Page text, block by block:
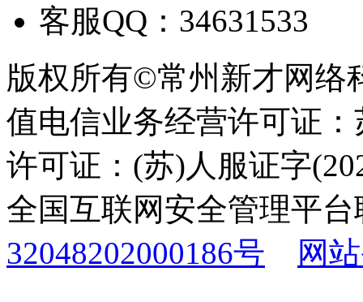
客服QQ：34631533
版权所有©常州新才网络
值电信业务经营许可证
许可证：(苏)人服证字
全国互联网安全管理平
32048202000186号
网